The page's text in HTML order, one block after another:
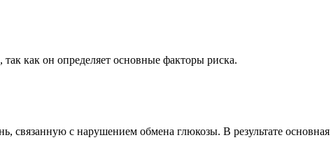
как он определяет основные факторы риска.
связанную с нарушением обмена глюкозы. В результате